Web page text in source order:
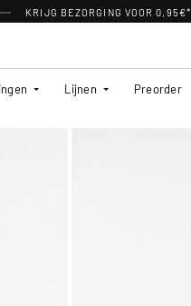
KRIJG BEZORGING VOOR 0,95€*
Lijnen Preorder